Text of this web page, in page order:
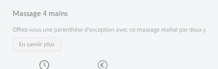
Massage 4 mains
Offrez-vous une parenthèse d’exception avec ce massage réalisé par deux
En savoir plus